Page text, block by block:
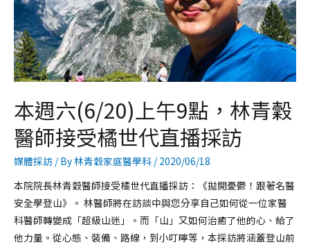
本週六(6/20)上午9點，林青穀
醫師接受橘世代直播採訪
媒體採訪 / By林青穀家庭醫學科 / 2020/06/18
本院院長林青穀醫師接受橘世代直播採訪：《拋開憂鬱！跟著名醫
安全學登山》。 林醫師將在訪談中與您分享自己如何從一位家醫
科醫師轉變成「超級山迷」。而「山」又如何治癒了他的心、給了
他力量。從心態、裝備、路線，到小叮嚀等，本採訪將涵蓋登山前